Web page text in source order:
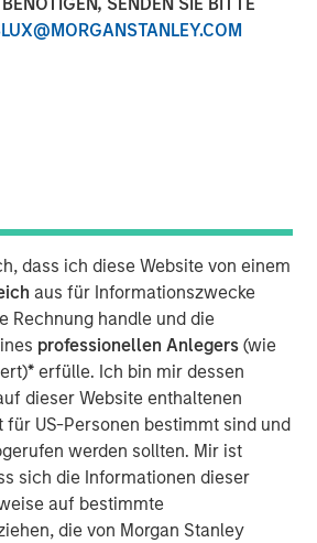
dass ich diese Website von einem
aus für Informationszwecke
Rechnung handle und die
professionellen Anlegers(wie
* erfülle. Ich bin mir dessen
dieser Website enthaltenen
US-Personen bestimmt sind und
werden sollten. Mir ist
sich die Informationen dieser
auf bestimmte
die von Morgan Stanley
Video
Group is a comprehensive multi-
activity across all asset strategies
and alternative), through solutions
(public assets), comprehensive
and fully private portfolios.
via a managed portfolio or model,
format.